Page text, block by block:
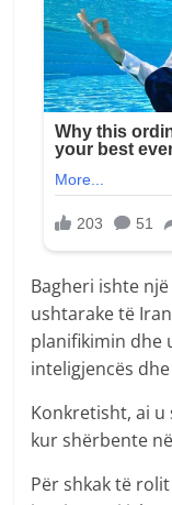
Bagheri ishte
ushtarake të
planifikimin dhe
inteligjencës
Konkretisht, ai u
kur shërbente
Për shkak të